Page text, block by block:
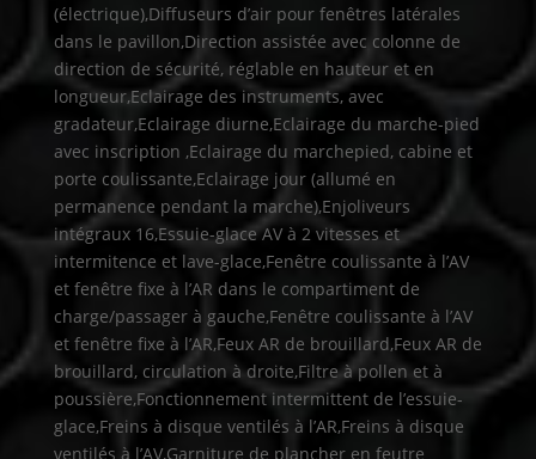
(électrique),Diffuseurs d’air pour fenêtres latérales
dans le pavillon,Direction assistée avec colonne de
direction de sécurité, réglable en hauteur et en
longueur,Eclairage des instruments, avec
gradateur,Eclairage diurne,Eclairage du marche-pied
avec inscription ,Eclairage du marchepied, cabine et
porte coulissante,Eclairage jour (allumé en
permanence pendant la marche),Enjoliveurs
intégraux 16,Essuie-glace AV à 2 vitesses et
intermitence et lave-glace,Fenêtre coulissante à l’AV
et fenêtre fixe à l’AR dans le compartiment de
charge/passager à gauche,Fenêtre coulissante à l’AV
et fenêtre fixe à l’AR,Feux AR de brouillard,Feux AR de
brouillard, circulation à droite,Filtre à pollen et à
poussière,Fonctionnement intermittent de l’essuie-
glace,Freins à disque ventilés à l’AR,Freins à disque
ventilés à l’AV,Garniture de plancher en feutre